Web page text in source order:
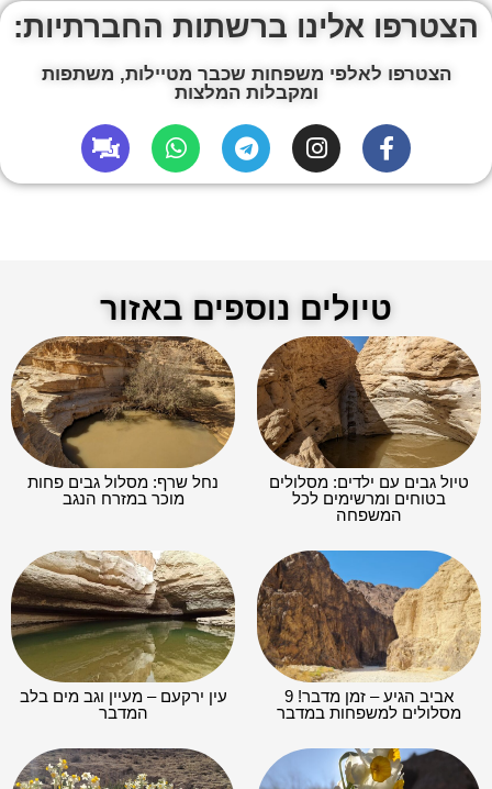
הצטרפו אלינו ברשתות החברתיות:
הצטרפו לאלפי משפחות שכבר מטיילות, משתפות
ומקבלות המלצות
טיולים נוספים באזור
טיול גבים עם ילדים: מסלולים
בטוחים ומרשימים לכל
המשפחה
נחל שרף: מסלול גבים פחות
מוכר במזרח הנגב
אביב הגיע – זמן מדבר! 9
מסלולים למשפחות במדבר
עין ירקעם – מעיין וגב מים בלב
המדבר